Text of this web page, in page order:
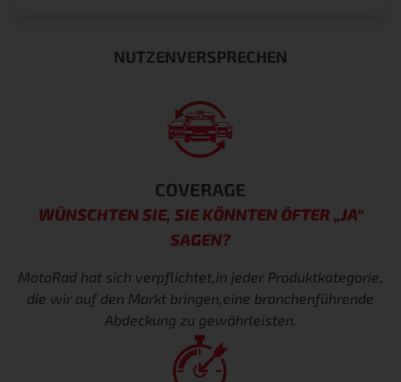
NUTZENVERSPRECHEN
COVERAGE
WÜNSCHTEN SIE, SIE KÖNNTEN ÖFTER „JA“
SAGEN?
MotoRad hat sich verpflichtet,in jeder Produktkategorie,
die wir auf den Markt bringen,eine branchenführende
Abdeckung zu gewährleisten.